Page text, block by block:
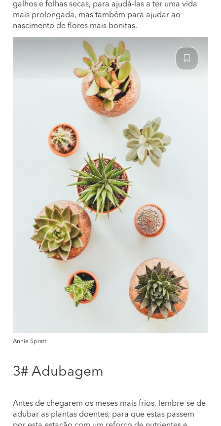
galhos e folhas secas, para ajudá-las a ter uma vida
mais prolongada, mas também para ajudar ao
nascimento de flores mais bonitas.
Annie Spratt
3# Adubagem
Antes de chegarem os meses mais frios, lembre-se de
adubar as plantas doentes, para que estas passem